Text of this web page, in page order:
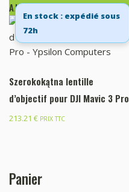
AJOUTER AU PANIER
En stock : expédié sous
72h
Szerokokątna lentille
d’objectif pour DJI Mavic 3 Pro
213.21 € PRIX TTC
Panier